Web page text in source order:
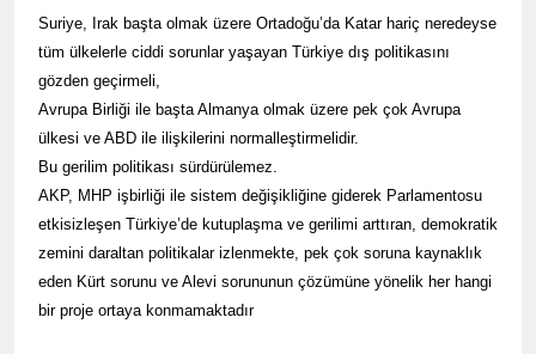
etti. Kızıltepe ilçe kongresi
yapıldı.
1 Yıl Ago
talepleri etrafında
birleşmeye çağırıyoruz.*
HAK-PAR Parti Meclisi 12
Nisan 2025 tarihinde Ankara
genel merkezde toplanarak
gündemindeki konuları
görüştü ve aşağıdaki
açıklamayı kamuoyu ile
paylaşmayı kararlaştırdı.
1 Yıl Ago
HAK-PAR Mersin il örgütü
Newrozu coşkulu bir
etkinlikle kutladı
1 Yıl Ago
BAŞTA KÜRT HALKI OLMAK
Suriye, Irak başta olmak üzere Ortadoğu’da Katar hariç neredeyse
tüm ülkelerle ciddi sorunlar yaşayan Türkiye dış politikasını
gözden geçirmeli,
Avrupa Birliği ile başta Almanya olmak üzere pek çok Avrupa
ülkesi ve ABD ile ilişkilerini normalleştirmelidir.
Bu gerilim politikası sürdürülemez.
AKP, MHP işbirliği ile sistem değişikliğine giderek Parlamentosu
etkisizleşen Türkiye’de kutuplaşma ve gerilimi arttıran, demokratik
zemini daraltan politikalar izlenmekte, pek çok soruna kaynaklık
eden Kürt sorunu ve Alevi sorununun çözümüne yönelik her hangi
bir proje ortaya konmamaktadır